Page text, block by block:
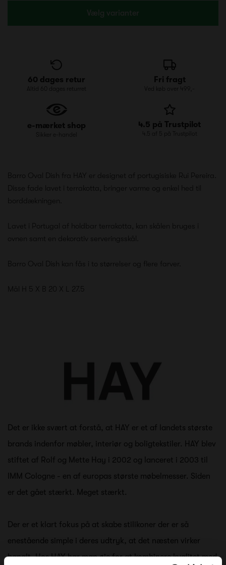
Vælg varianter
60 dages retur
Altid 60 dages returret
Fri fragt
Ved køb over 499,-
e-mærket shop
Sikker e-handel
4.5 på Trustpilot
4.5 af 5 på Trustpilot
Barro Oval Dish fra HAY er designet af portugisiske Rui Pereira.
Disse fade lavet i terrakotta, bringer varme og enkel hed til
borddækningen.
Lavet i Portugal af holdbar terrakotta, kan skålen bruges i
ovnen samt en dekorativ serveringsskål.
Barro Oval Dish kan fås i to størrelser og flere farver.
Mål H 5 X B 20 X L 27.5
Det er ikke svært at forstå, at HAY er et af landets største
brands indenfor møbler, interiør og boligtekstiler. HAY blev
stiftet af Rolf og Mette Hay i 2002 og lanceret i 2003 til
IMM Cologne - en af europas største møbelmesser. Siden
er det gået stærkt. Meget stærkt.
Der er et klart fokus på at skabe stilikoner der er så
enestående simple i deres udtryk, at det næsten virker
banalt. Hos HAY har man øje for at kombinere kvalitet med